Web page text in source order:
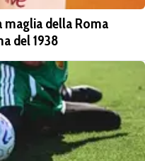
maglia della Roma
del 1938